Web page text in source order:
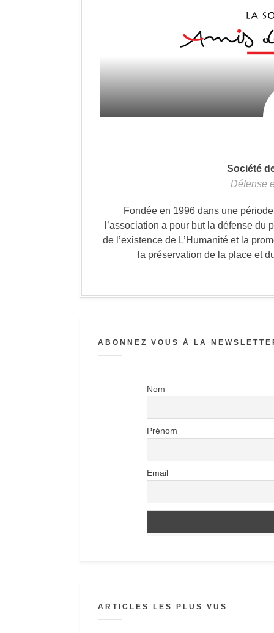
Société
Défense
Fondée en 1996 dans une
l’association a pour but la défense
de l’existence de L’Humanité et la
la préservation de la place et
ABONNEZ VOUS À LA
Nom
Prénom
Email
ARTICLES LES PLUS VUS